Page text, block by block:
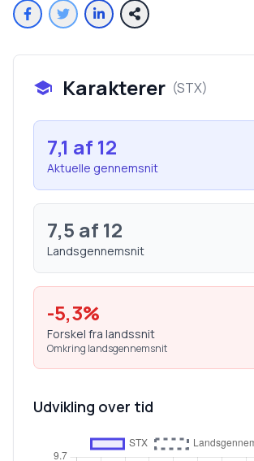
Karakterer (STX)
7,1 af 12
Aktuelle gennemsnit
7,5 af 12
Landsgennemsnit
-5,3%
Forskel fra landssnit
Omkring landsgennemsnit
Udvikling over tid